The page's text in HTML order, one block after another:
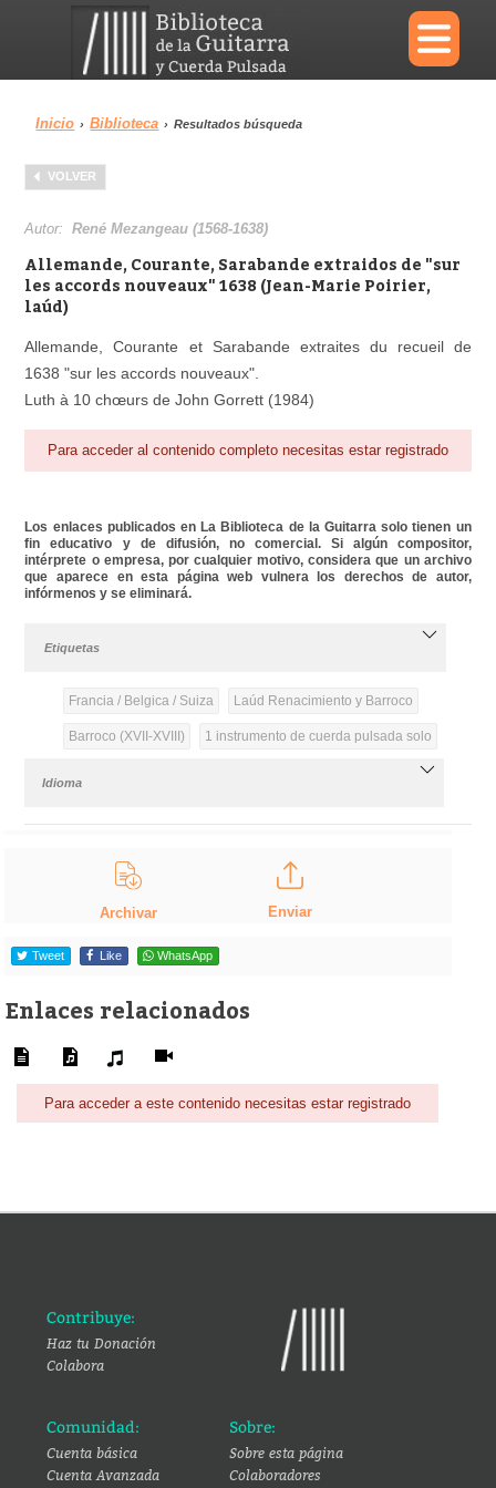
×
Menu
Biblioteca
Área personal Reproductor
Inicio › Biblioteca › Resultados búsqueda
VOLVER
Autor:René Mezangeau (1568-1638)
Allemande, Courante, Sarabande extraidos de "sur
les accords nouveaux" 1638 (Jean-Marie Poirier,
laúd)
Allemande, Courante et Sarabande extraites du recueil de
1638 "sur les accords nouveaux".
Luth à 10 chœurs de John Gorrett (1984)
Para acceder al contenido completo necesitas estar registrado
Los enlaces publicados en La Biblioteca de la Guitarra solo tienen un
fin educativo y de difusión, no comercial. Si algún compositor,
intérprete o empresa, por cualquier motivo, considera que un archivo
que aparece en esta página web vulnera los derechos de autor,
infórmenos y se eliminará.
Etiquetas
Francia / Belgica / Suiza Laúd Renacimiento y Barroco
Barroco (XVII-XVIII) 1 instrumento de cuerda pulsada solo
Idioma
Archivar Enviar
Tweet Like WhatsApp
Enlaces relacionados
Para acceder a este contenido necesitas estar registrado
Contribuye:
Haz tu Donación
Colabora
Comunidad:
Cuenta básica
Cuenta Avanzada
Sobre:
Sobre esta página
Colaboradores